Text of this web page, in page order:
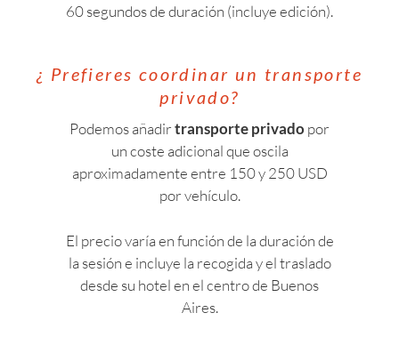
60 segundos de duración (incluye edición).
¿ Prefieres coordinar un transporte
privado?
Podemos añadirtransporte privadopor
un coste adicional que oscila
aproximadamente entre 150 y 250 USD
por vehículo.
El precio varía en función de la duración de
la sesión e incluye la recogida y el traslado
desde su hotel en el centro de Buenos
Aires.